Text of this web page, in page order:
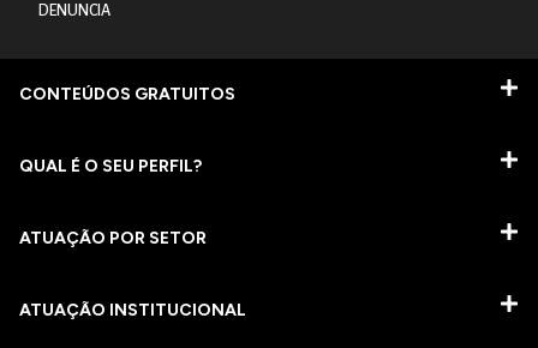
DENUNCIA
CONTEÚDOS GRATUITOS
QUAL É O SEU PERFIL?
ATUAÇÃO POR SETOR
ATUAÇÃO INSTITUCIONAL